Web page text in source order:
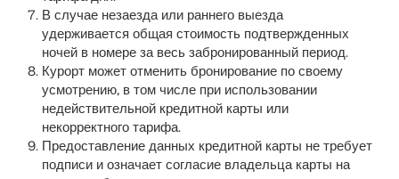
В случае незаезда или раннего выезда
удерживается общая стоимость подтвержденных
ночей в номере за весь забронированный период.
Курорт может отменить бронирование по своему
усмотрению, в том числе при использовании
недействительной кредитной карты или
некорректного тарифа.
Предоставление данных кредитной карты не требует
подписи и означает согласие владельца карты на